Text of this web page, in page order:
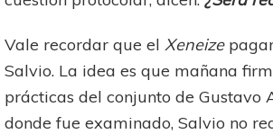
Vale recordar que elXeneize
Salvio. La idea es que mañana
prácticas del conjunto de Gustavo
donde fue examinado, Salvio no